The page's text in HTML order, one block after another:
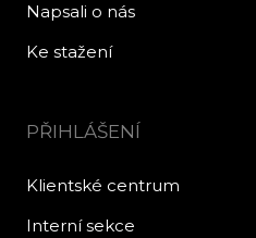
Napsali o nás
Ke stažení
PŘIHLÁŠENÍ
Klientské centrum
Interní sekce